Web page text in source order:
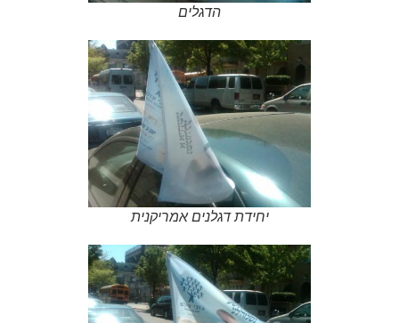
הדגלים
יחידת דגלנים אמריקנית